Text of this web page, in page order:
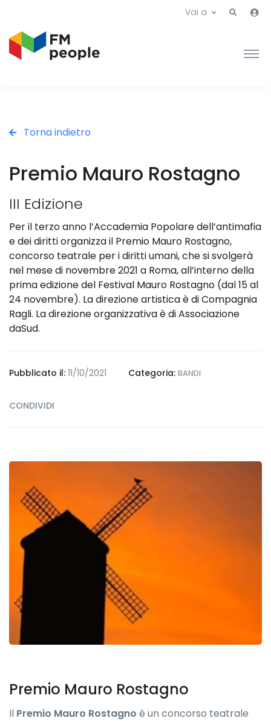
Vai a
Torna indietro
Premio Mauro Rostagno
III Edizione
Per il terzo anno l’Accademia Popolare dell’antimafia
e dei diritti organizza il Premio Mauro Rostagno,
concorso teatrale per i diritti umani, che si svolgerà
nel mese di novembre 2021 a Roma, all’interno della
prima edizione del Festival Mauro Rostagno (dal 15 al
24 novembre). La direzione artistica è di Compagnia
Ragli. La direzione organizzativa è di Associazione
daSud.
Pubblicato il: 11/10/2021 Categoria: BANDI
CONDIVIDI
Premio Mauro Rostagno
Il Premio Mauro Rostagno è un concorso teatrale